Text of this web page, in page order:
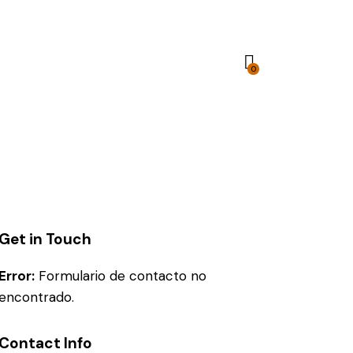
0
Get in Touch
Error: Formulario de contacto no
Contact Info